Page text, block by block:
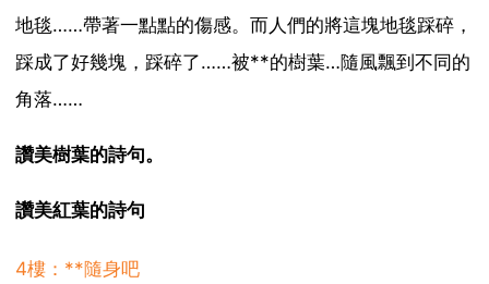
地毯……帶著一點點的傷感。而人們的將這塊地毯踩碎，
踩成了好幾塊，踩碎了……被**的樹葉…隨風飄到不同的
角落……
讚美樹葉的詩句。
讚美紅葉的詩句
4樓：**隨身吧